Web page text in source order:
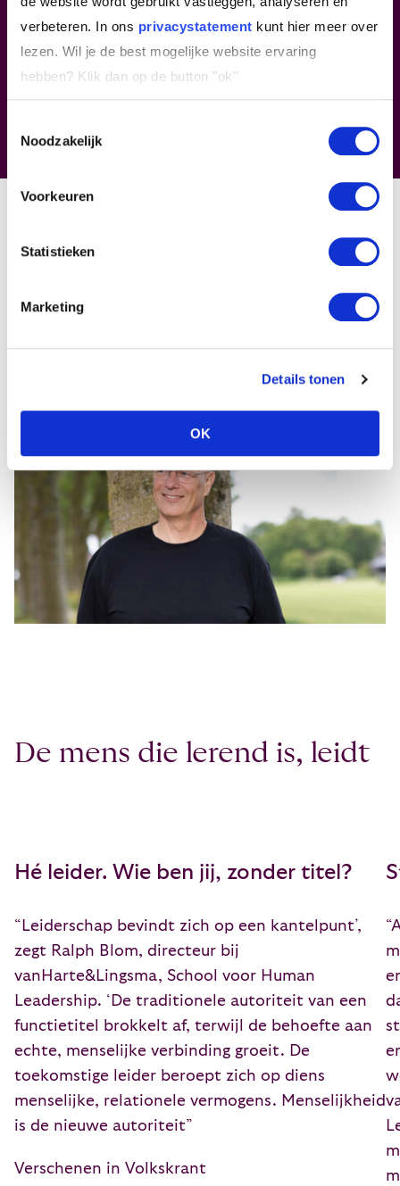
verbeteren. In ons privacystatement kunt hier meer over
lezen. Wil je de best mogelijke website ervaring
hebben? Klik dan op de button "ok''
Noodzakelijk
Voorkeuren
Statistieken
Marketing
Details tonen
OK
terug,
De mens die lerend is, leidt
Hé leider. Wie ben jij, zonder titel?
“Leiderschap bevindt zich op een kantelpunt’,
zegt Ralph Blom, directeur bij
vanHarte&Lingsma, School voor Human
Leadership. ‘De traditionele autoriteit van een
functietitel brokkelt af, terwijl de behoefte aan
echte, menselijke verbinding groeit. De
toekomstige leider beroept zich op diens
menselijke, relationele vermogens. Menselijkheid
is de nieuwe autoriteit”
Verschenen in Volkskrant